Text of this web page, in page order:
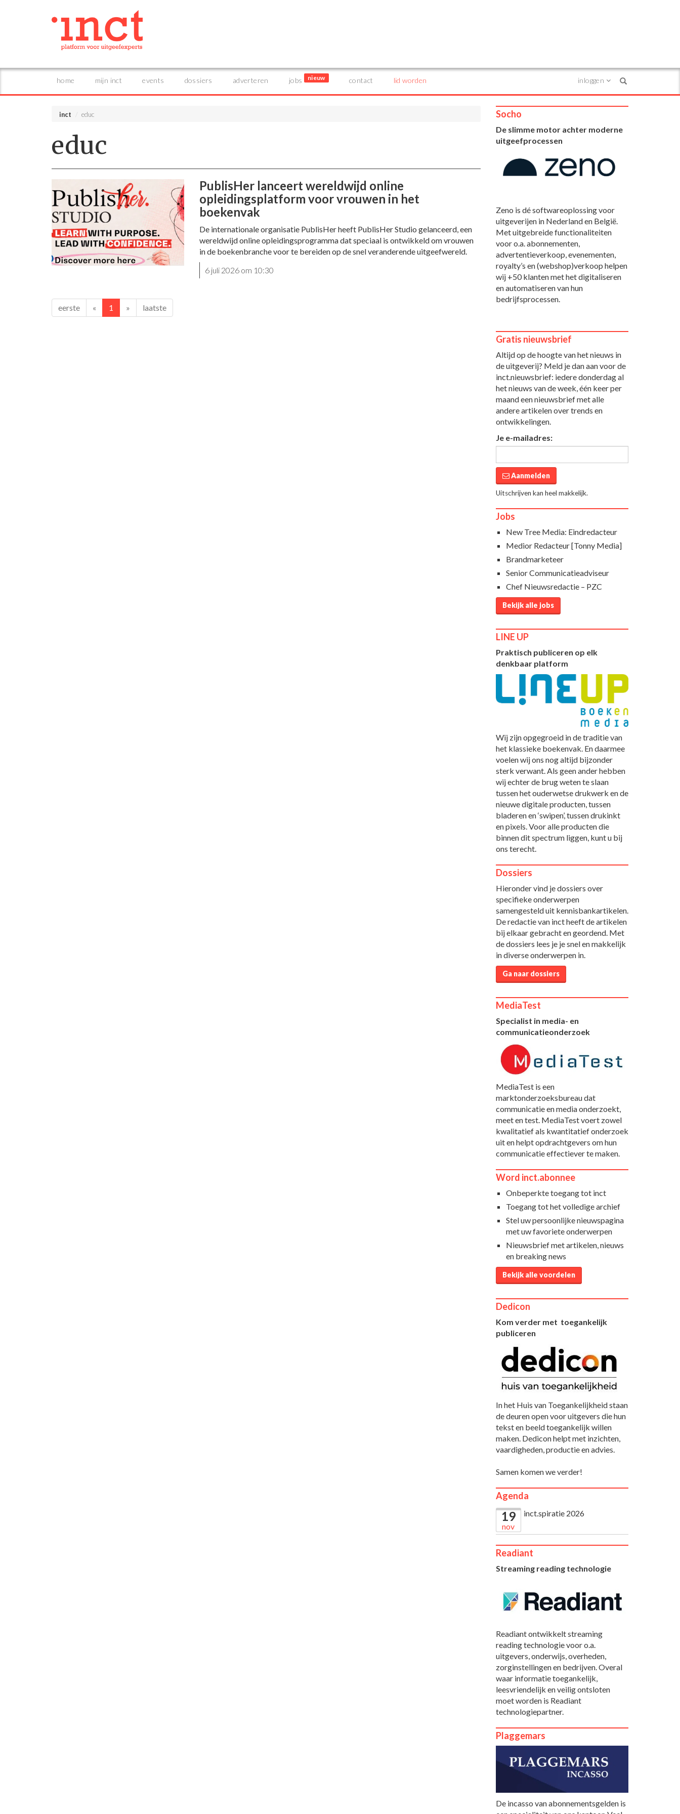
home mijn inct events dossiers adverteren jobs nieuw contact lid worden inloggen
inct educ
educ
PublisHer lanceert wereldwijd online
opleidingsplatform voor vrouwen in het
boekenvak
De internationale organisatie PublisHer heeft PublisHer Studio gelanceerd, een
wereldwijd online opleidingsprogramma dat speciaal is ontwikkeld om vrouwen
in de boekenbranche voor te bereiden op de snel veranderende uitgeefwereld.
6 juli 2026 om 10:30
eerste « 1 » laatste
Socho
De slimme motor achter moderne
uitgeefprocessen
Zeno is dé softwareoplossing voor
uitgeverijen in Nederland en België.
Met uitgebreide functionaliteiten
voor o.a. abonnementen,
advertentieverkoop, evenementen,
royalty’s en (webshop)verkoop helpen
wij +50 klanten met het digitaliseren
en automatiseren van hun
bedrijfsprocessen.
Gratis nieuwsbrief
Altijd op de hoogte van het nieuws in
de uitgeverij? Meld je dan aan voor de
inct.nieuwsbrief: iedere donderdag al
het nieuws van de week, één keer per
maand een nieuwsbrief met alle
andere artikelen over trends en
ontwikkelingen.
Je e-mailadres:
Aanmelden
Uitschrijven kan heel makkelijk.
Jobs
New Tree Media: Eindredacteur
Medior Redacteur [Tonny Media]
Brandmarketeer
Senior Communicatieadviseur
Chef Nieuwsredactie – PZC
Bekijk alle jobs
LINE UP
Praktisch publiceren op elk
denkbaar platform
Wij zijn opgegroeid in de traditie van
het klassieke boekenvak. En daarmee
voelen wij ons nog altijd bijzonder
sterk verwant. Als geen ander hebben
wij echter de brug weten te slaan
tussen het ouderwetse drukwerk en de
nieuwe digitale producten, tussen
bladeren en ‘swipen’, tussen drukinkt
en pixels. Voor alle producten die
binnen dit spectrum liggen, kunt u bij
ons terecht.
Dossiers
Hieronder vind je dossiers over
specifieke onderwerpen
samengesteld uit kennisbankartikelen.
De redactie van inct heeft de artikelen
bij elkaar gebracht en geordend. Met
de dossiers lees je je snel en makkelijk
in diverse onderwerpen in.
Ga naar dossiers
MediaTest
Specialist in media- en
communicatieonderzoek
MediaTest is een
marktonderzoeksbureau dat
communicatie en media onderzoekt,
meet en test. MediaTest voert zowel
kwalitatief als kwantitatief onderzoek
uit en helpt opdrachtgevers om hun
communicatie effectiever te maken.
Word inct.abonnee
Onbeperkte toegang tot inct
Toegang tot het volledige archief
Stel uw persoonlijke nieuwspagina
met uw favoriete onderwerpen
Nieuwsbrief met artikelen, nieuws
en breaking news
Bekijk alle voordelen
Dedicon
Kom verder met toegankelijk
publiceren
In het Huis van Toegankelijkheid staan
de deuren open voor uitgevers die hun
tekst en beeld toegankelijk willen
maken. Dedicon helpt met inzichten,
vaardigheden, productie en advies.
Samen komen we verder!
Agenda
19
nov
inct.spiratie 2026
Readiant
Streaming reading technologie
Readiant ontwikkelt streaming
reading technologie voor o.a.
uitgevers, onderwijs, overheden,
zorginstellingen en bedrijven. Overal
waar informatie toegankelijk,
leesvriendelijk en veilig ontsloten
moet worden is Readiant
technologiepartner.
Plaggemars
De incasso van abonnementsgelden is